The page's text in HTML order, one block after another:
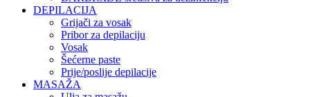
DEPILACIJA
Grijači za vosak
Pribor za depilaciju
Vosak
Šećerne paste
Prije/poslije depilacije
MASAŽA